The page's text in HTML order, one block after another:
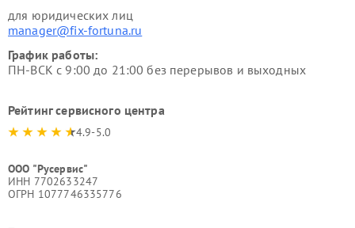
для юридических лиц
manager@fix-fortuna.ru
График работы:
ПН-ВСК с 9:00 до 21:00 без перерывов и выходных
Рейтинг сервисного центра
4.9-5.0
ООО "Русервис"
ИНН 7702633247
ОГРН 1077746335776